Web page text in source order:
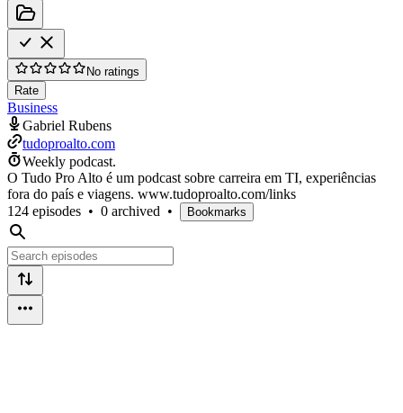
No ratings
Rate
Business
Gabriel Rubens
tudoproalto.com
Weekly podcast.
O Tudo Pro Alto é um podcast sobre carreira em TI, experiências
fora do país e viagens. www.tudoproalto.com/links
124 episodes • 0 archived • Bookmarks